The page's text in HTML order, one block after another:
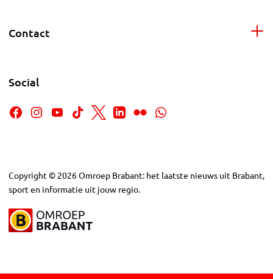
Contact
Social
Copyright © 2026Omroep Brabant: het laatste nieuws uit Brabant,
sport en informatie uit jouw regio.